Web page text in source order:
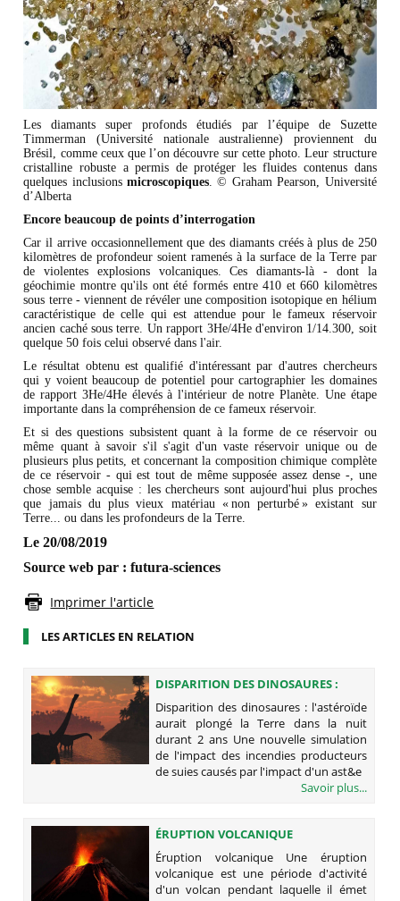
Les diamants super profonds étudiés par l’équipe de Suzette
Timmerman (Université nationale australienne) proviennent du
Brésil, comme ceux que l’on découvre sur cette photo. Leur structure
cristalline robuste a permis de protéger les fluides contenus dans
quelques inclusionsmicroscopiques. © Graham Pearson, Université
d’Alberta
Encore beaucoup de points d’interrogation
Car il arrive occasionnellement que des diamants créés à plus de 250
kilomètres de profondeur soient ramenés à la surface de la Terre par
de violentes explosions volcaniques. Ces diamants-là - dont la
géochimie montre qu'ils ont été formés entre 410 et 660 kilomètres
sous terre - viennent de révéler une composition isotopique en hélium
caractéristique de celle qui est attendue pour le fameux réservoir
ancien caché sous terre. Un rapport 3He/4He d'environ 1/14.300, soit
quelque 50 fois celui observé dans l'air.
Le résultat obtenu est qualifié d'intéressant par d'autres chercheurs
qui y voient beaucoup de potentiel pour cartographier les domaines
de rapport 3He/4He élevés à l'intérieur de notre Planète. Une étape
importante dans la compréhension de ce fameux réservoir.
Et si des questions subsistent quant à la forme de ce réservoir ou
même quant à savoir s'il s'agit d'un vaste réservoir unique ou de
plusieurs plus petits, et concernant la composition chimique complète
de ce réservoir - qui est tout de même supposée assez dense -, une
chose semble acquise : les chercheurs sont aujourd'hui plus proches
que jamais du plus vieux matériau « non perturbé » existant sur
Terre... ou dans les profondeurs de la Terre.
Le 20/08/2019
Source web par : futura-sciences
Imprimer l'article
LES ARTICLES EN RELATION
DISPARITION DES DINOSAURES :
L'ASTÉROÏDE AURAIT PLONGÉ LA
TERRE DANS LA NUIT DURANT 2 ANS
Disparition des dinosaures : l'astéroïde
aurait plongé la Terre dans la nuit
durant 2 ans Une nouvelle simulation
de l'impact des incendies producteurs
de suies causés par l'impact d'un ast&e
Savoir plus...
ÉRUPTION VOLCANIQUE
Éruption volcanique Une éruption
volcanique est une période d'activité
d'un volcan pendant laquelle il émet